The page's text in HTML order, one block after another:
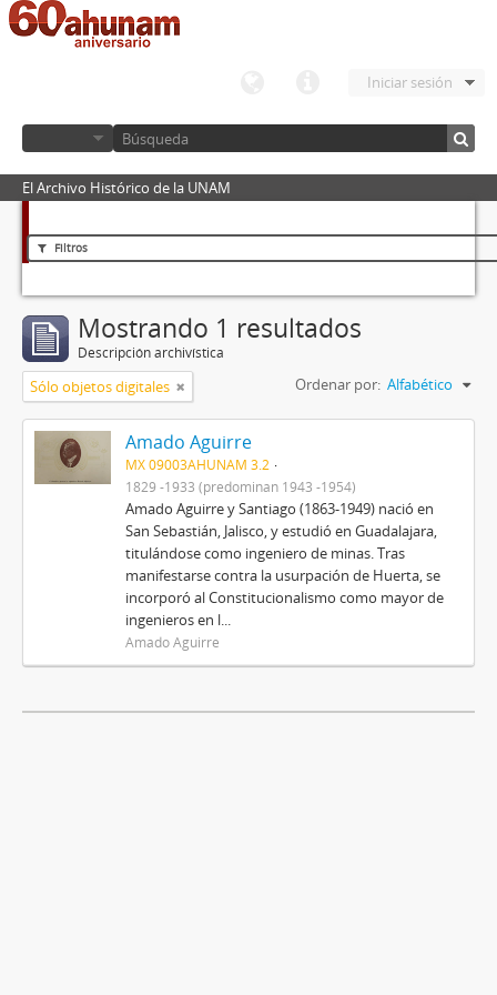
Iniciar sesión
El Archivo Histórico de la UNAM
Filtros
Mostrando 1 resultados
Descripción archivística
Sólo objetos digitales Ordenar por: Alfabético
Amado Aguirre
MX 09003AHUNAM 3.2
1829 -1933 (predominan 1943 -1954)
Amado Aguirre y Santiago (1863-1949) nació en
San Sebastián, Jalisco, y estudió en Guadalajara,
titulándose como ingeniero de minas. Tras
manifestarse contra la usurpación de Huerta, se
incorporó al Constitucionalismo como mayor de
ingenieros en l...
Amado Aguirre